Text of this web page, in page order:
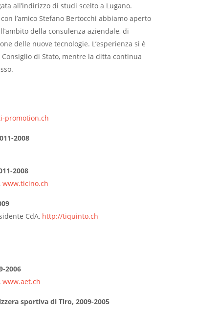
all’indirizzo di studi scelto a Lugano.
l’amico Stefano Bertocchi abbiamo aperto
della consulenza aziendale, di
delle nuove tecnologie. L’esperienza si è
di Stato, mentre la ditta continua
promotion.ch
2008
2008
www.ticino.ch
CdA, http://tiquinto.ch
2006
www.aet.ch
sportiva di Tiro, 2009-2005